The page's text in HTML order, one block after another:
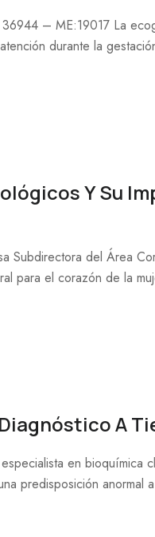
– ME:19017 La
durante la
Y Su
Subdirectora del Área
para el corazón de la
A
en
predisposición anormal